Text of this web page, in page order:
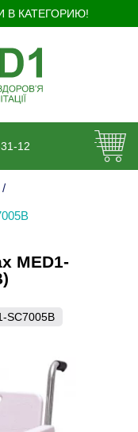
В КАТЕГОРИЮ!
12
/
MED1-
SC7005B